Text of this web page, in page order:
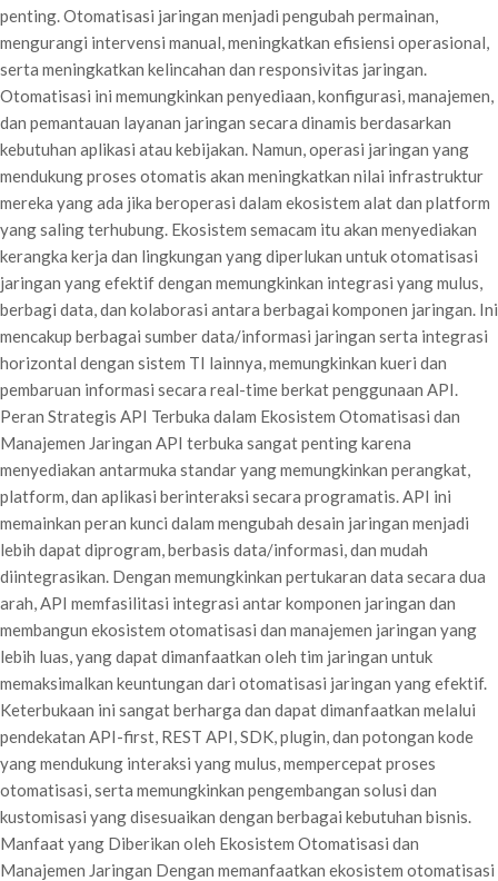
penting. Otomatisasi jaringan menjadi pengubah permainan,
mengurangi intervensi manual, meningkatkan efisiensi operasional,
serta meningkatkan kelincahan dan responsivitas jaringan.
Otomatisasi ini memungkinkan penyediaan, konfigurasi, manajemen,
dan pemantauan layanan jaringan secara dinamis berdasarkan
kebutuhan aplikasi atau kebijakan. Namun, operasi jaringan yang
mendukung proses otomatis akan meningkatkan nilai infrastruktur
mereka yang ada jika beroperasi dalam ekosistem alat dan platform
yang saling terhubung. Ekosistem semacam itu akan menyediakan
kerangka kerja dan lingkungan yang diperlukan untuk otomatisasi
jaringan yang efektif dengan memungkinkan integrasi yang mulus,
berbagi data, dan kolaborasi antara berbagai komponen jaringan. Ini
mencakup berbagai sumber data/informasi jaringan serta integrasi
horizontal dengan sistem TI lainnya, memungkinkan kueri dan
pembaruan informasi secara real-time berkat penggunaan API.
Peran Strategis API Terbuka dalam Ekosistem Otomatisasi dan
Manajemen Jaringan API terbuka sangat penting karena
menyediakan antarmuka standar yang memungkinkan perangkat,
platform, dan aplikasi berinteraksi secara programatis. API ini
memainkan peran kunci dalam mengubah desain jaringan menjadi
lebih dapat diprogram, berbasis data/informasi, dan mudah
diintegrasikan. Dengan memungkinkan pertukaran data secara dua
arah, API memfasilitasi integrasi antar komponen jaringan dan
membangun ekosistem otomatisasi dan manajemen jaringan yang
lebih luas, yang dapat dimanfaatkan oleh tim jaringan untuk
memaksimalkan keuntungan dari otomatisasi jaringan yang efektif.
Keterbukaan ini sangat berharga dan dapat dimanfaatkan melalui
pendekatan API-first, REST API, SDK, plugin, dan potongan kode
yang mendukung interaksi yang mulus, mempercepat proses
otomatisasi, serta memungkinkan pengembangan solusi dan
kustomisasi yang disesuaikan dengan berbagai kebutuhan bisnis.
Manfaat yang Diberikan oleh Ekosistem Otomatisasi dan
Manajemen Jaringan Dengan memanfaatkan ekosistem otomatisasi